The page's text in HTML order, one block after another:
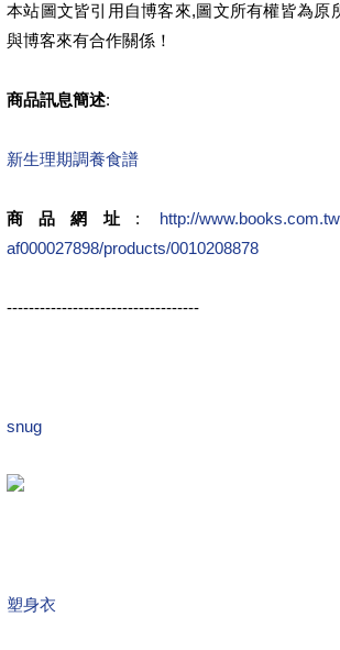
本站圖文皆引用自博客來,圖文所有權皆為原
與博客來有合作關係！
商品訊息簡述:
新生理期調養食譜
商品網址 : http://
af000027898/products/0010208878
-----------------------------------
snug
塑身衣